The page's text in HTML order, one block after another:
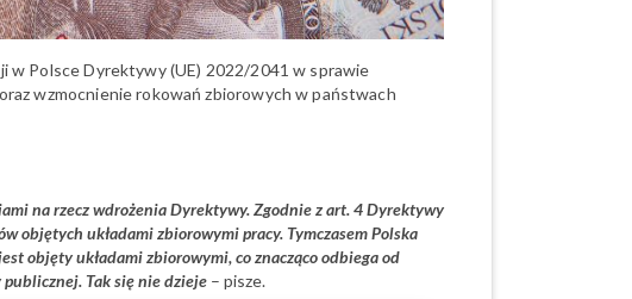
w Polsce Dyrektywy (UE) 2022/2041 w sprawie
wzmocnienie rokowań zbiorowych w państwach
na rzecz wdrożenia Dyrektywy. Zgodnie z art. 4 Dyrektywy
objętych układami zbiorowymi pracy. Tymczasem Polska
objęty układami zbiorowymi, co znacząco odbiega od
Tak się nie dzieje – pisze.